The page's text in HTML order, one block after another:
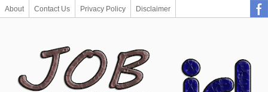
About Contact Us Privacy Policy Disclaimer